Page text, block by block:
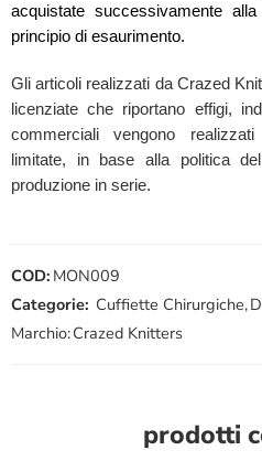
acquistate successivamente
principio di esaurimento.
Gli articoli realizzati da Crazed
licenziate che riportano effigi,
commerciali vengono
limitate, in base alla politica
produzione in serie.
COD: MON009
Categorie: Cuffiette Chirurgiche,
Marchio:Crazed Knitters
prodotti